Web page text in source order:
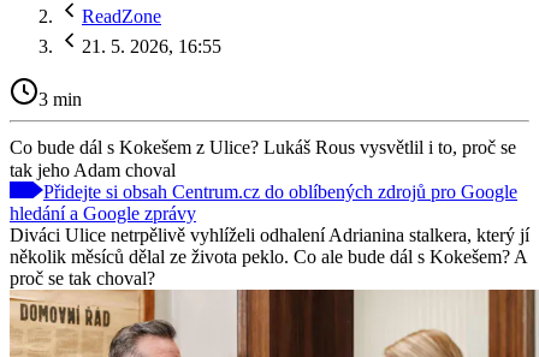
ReadZone
21. 5. 2026, 16:55
3 min
Co bude dál s Kokešem z Ulice? Lukáš Rous vysvětlil i to, proč se
tak jeho Adam choval
Přidejte si obsah Centrum.cz do oblíbených zdrojů pro Google
hledání a Google zprávy
Diváci Ulice netrpělivě vyhlíželi odhalení Adrianina stalkera, který jí
několik měsíců dělal ze života peklo. Co ale bude dál s Kokešem? A
proč se tak choval?